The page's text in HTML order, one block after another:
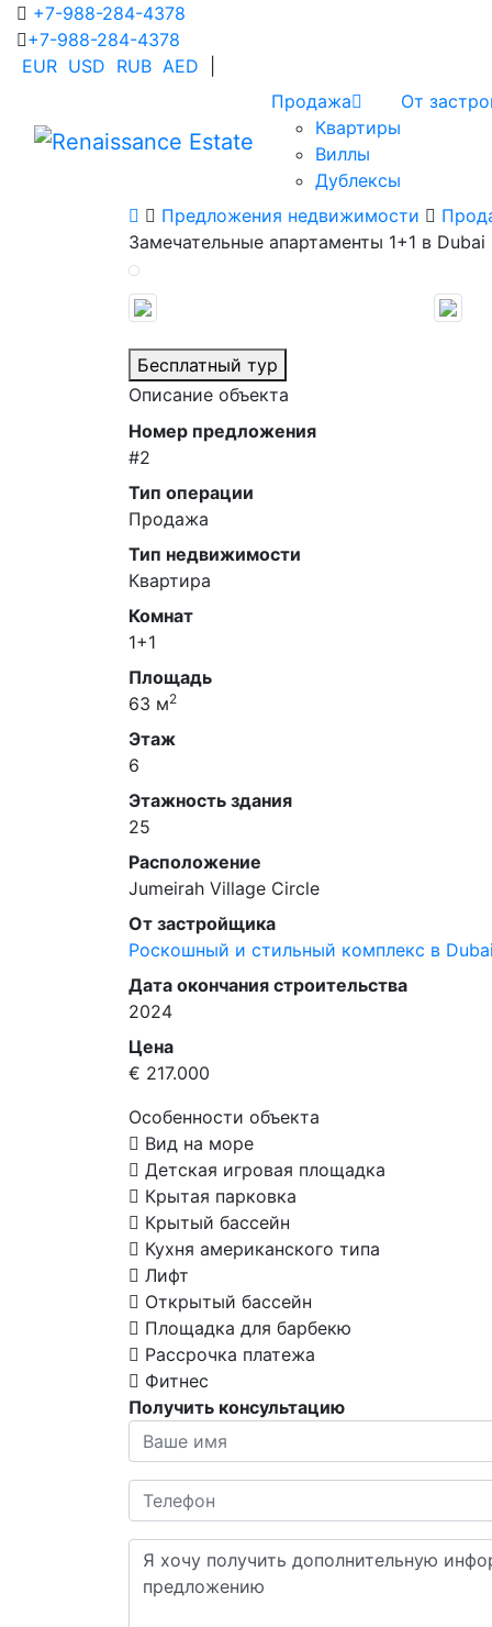
+7-988-284-4378
+7-988-284-4378
EUR USD RUB AED
Продажа
Квартиры
Виллы
Дублексы
От
Предложения недвижимости
Замечательные апартаменты 1+1 в Dubai
Бесплатный тур
Описание объекта
Номер предложения
#2
Тип операции
Продажа
Тип недвижимости
Квартира
Комнат
1+1
Площадь
63 м2
Этаж
6
Этажность здания
25
Расположение
Jumeirah Village Circle
От застройщика
Роскошный и стильный комплекс в Dubai
Дата окончания строительства
2024
Цена
€ 217.000
Особенности объекта
Вид на море
Детская игровая площадка
Крытая парковка
Крытый бассейн
Кухня американского типа
Лифт
Открытый бассейн
Площадка для барбекю
Рассрочка платежа
Фитнес
Получить консультацию